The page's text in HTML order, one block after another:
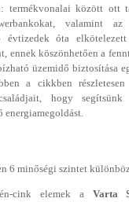
termékvonalai között ott
valamint az
évtizedek óta
ennek köszönhetően a
üzemidő biztosítása
a cikkben
hogy
energiamegoldást.
6 minőségi szintet
cink elemek a Varta